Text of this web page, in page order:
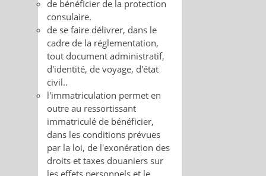
de bénéficier de la protection
consulaire.
de se faire délivrer, dans le
cadre de la réglementation,
tout document administratif,
d'identité, de voyage, d'état
civil..
l'immatriculation permet en
outre au ressortissant
immatriculé de bénéficier,
dans les conditions prévues
par la loi, de l'exonération des
droits et taxes douaniers sur